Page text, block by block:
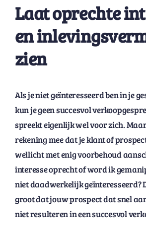
Laat oprechte
en
zien
Als je niet geïnteresseerd ben in je
kun je geen succesvol
spreekt eigenlijk wel voor zich.
rekening mee dat je klant of
wellicht met enig voorbehoud
interesse oprecht of word ik
niet daadwerkelijk geïnteresseerd?
groot dat jouw prospect dat snel
niet resulteren in een succesvol